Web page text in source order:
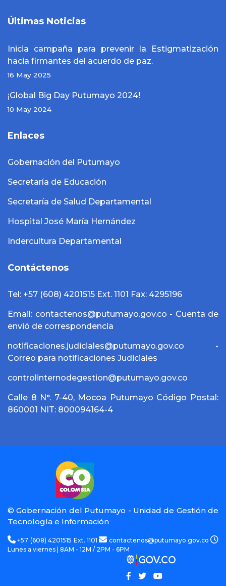
Últimas Noticias
Inicia campaña para prevenir la Estigmatización
hacia firmantes del acuerdo de paz.
16 May 2025
¡Global Big Day Putumayo 2024!
10 May 2024
Enlaces
Gobernación del Putumayo
Secretaría de Educación
Secretaría de Salud Departamental
Hospital José María Hernández
Indercultura Departamental
Contáctenos
Tel: +57 (608) 4201515 Ext. 1101 Fax: 4295196
Email: contactenos@putumayo.gov.co - Cuenta de
envió de correspondencia
notificaciones.judiciales@putumayo.gov.co -
Correo para notificaciones Judiciales
controlinternodegestion@putumayo.gov.co
Calle 8 N°. 7-40, Mocoa Putumayo Código Postal:
860001 NIT: 800094164-4
© Gobernación del Putumayo - Unidad de Gestión de
Tecnología e Información
+57 (608) 4201515 Ext. 1101
contactenos@putumayo.gov.co
Lunes a viernes | 8AM - 12M / 2PM - 6PM